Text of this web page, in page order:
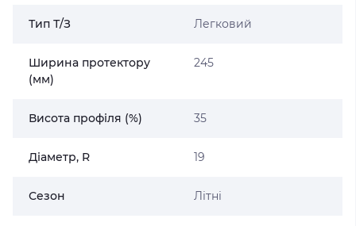
Тип Т/З Легковий
Ширина протектору
(мм)
245
Висота профіля (%) 35
Діаметр, R 19
Сезон Літні